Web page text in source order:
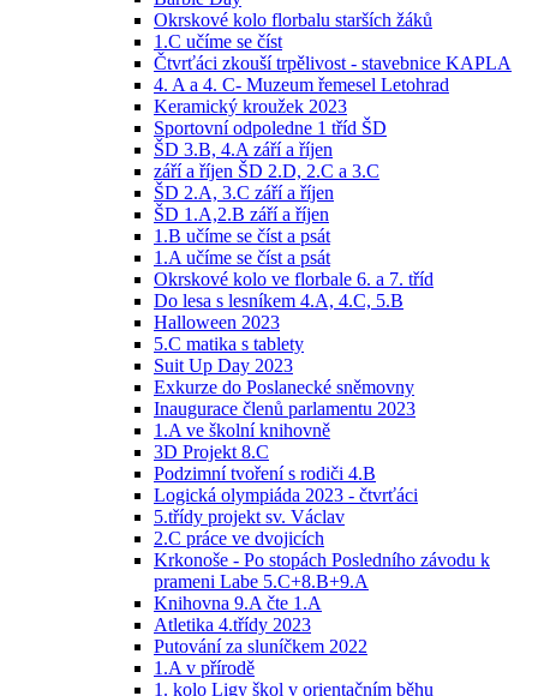
Okrskové kolo florbalu starších žáků
1.C učíme se číst
Čtvrťáci zkouší trpělivost - stavebnice KAPLA
4. A a 4. C- Muzeum řemesel Letohrad
Keramický kroužek 2023
Sportovní odpoledne 1 tříd ŠD
ŠD 3.B, 4.A září a říjen
září a říjen ŠD 2.D, 2.C a 3.C
ŠD 2.A, 3.C září a říjen
ŠD 1.A,2.B září a říjen
1.B učíme se číst a psát
1.A učíme se číst a psát
Okrskové kolo ve florbale 6. a 7. tříd
Do lesa s lesníkem 4.A, 4.C, 5.B
Halloween 2023
5.C matika s tablety
Suit Up Day 2023
Exkurze do Poslanecké sněmovny
Inaugurace členů parlamentu 2023
1.A ve školní knihovně
3D Projekt 8.C
Podzimní tvoření s rodiči 4.B
Logická olympiáda 2023 - čtvrťáci
5.třídy projekt sv. Václav
2.C práce ve dvojicích
Krkonoše - Po stopách Posledního závodu k
prameni Labe 5.C+8.B+9.A
Knihovna 9.A čte 1.A
Atletika 4.třídy 2023
Putování za sluníčkem 2022
1.A v přírodě
1. kolo Ligy škol v orientačním běhu